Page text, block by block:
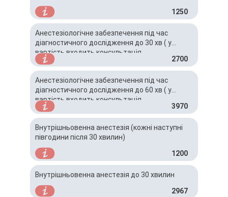
1250
Анестезіологічне забезпечення під час
діагностичного дослідження до 30 хв ( у
вартість входить консультація
анестезіолога)
2700
Анестезіологічне забезпечення під час
діагностичного дослідження до 60 хв ( у
вартість входить консультація
анестезіолога)
3970
Внутрішньовенна анестезія (кожні наступні
півгодини після 30 хвилин)
1200
Внутрішньовенна анестезія до 30 хвилин
2967